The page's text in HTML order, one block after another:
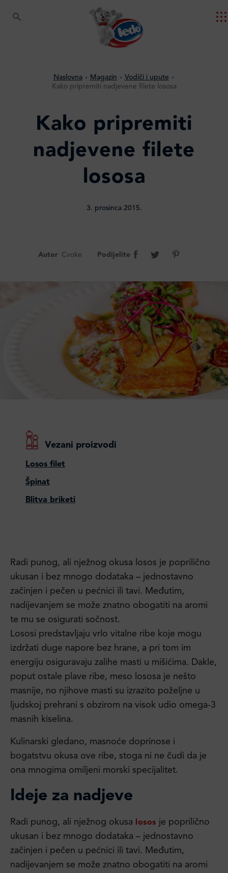
Naslovna Magazin
Vodiči i upute
Kako pripremiti nadjevene filete lososa
Kako pripremiti
nadjevene filete
lososa
3. prosinca 2015.
Autor Cvoke Podijelite
Vezani proizvodi
Losos filet
Špinat
Blitva briketi
Radi punog, ali nježnog okusa losos je poprilično
ukusan i bez mnogo dodataka – jednostavno
začinjen i pečen u pećnici ili tavi. Međutim,
nadijevanjem se može znatno obogatiti na aromi
te mu se osigurati sočnost.
Lososi predstavljaju vrlo vitalne ribe koje mogu
izdržati duge napore bez hrane, a pri tom im
energiju osiguravaju zalihe masti u mišićima. Dakle,
poput ostale plave ribe, meso lososa je nešto
masnije, no njihove masti su izrazito poželjne u
ljudskoj prehrani s obzirom na visok udio omega-3
masnih kiselina.
Kulinarski gledano, masnoće doprinose i
bogatstvu okusa ove ribe, stoga ni ne čudi da je
ona mnogima omiljeni morski specijalitet.
Ideje za nadjeve
Radi punog, ali nježnog okusa losos je poprilično
ukusan i bez mnogo dodataka – jednostavno
začinjen i pečen u pećnici ili tavi. Međutim,
nadijevanjem se može znatno obogatiti na aromi